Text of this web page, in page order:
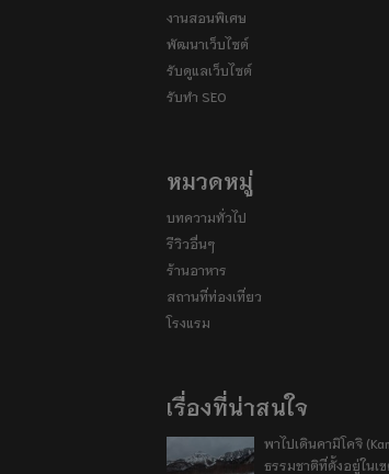
งานสอนพิเศษ
พัฒนาเว็บไซต์
รับดูแลเว็บไซต์
รับทำ SEO
หมวดหมู่
บทความทั่วไป
รีวิวอื่นๆ
ร้านอาหาร
สถานที่ท่องเที่ยว
โรงแรม
เรื่องที่น่าสนใจ
พาไปเดินคามิโคจิ
ธรรมชาติที่ตั้งอยู่ในเ